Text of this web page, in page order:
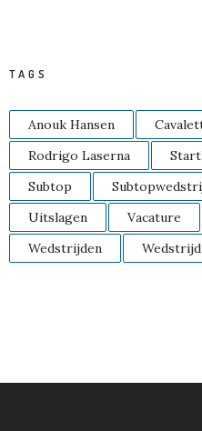
TAGS
Anouk Hansen
Rodrigo Laserna
Subtop
Uitslagen
Vacature
Wedstrijden